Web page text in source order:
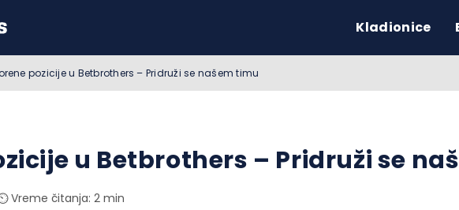
Kladionice
pozicije u Betbrothers – Pridruži se našem timu
u Betbrothers – Pridruži se
Vreme čitanja: 2 min